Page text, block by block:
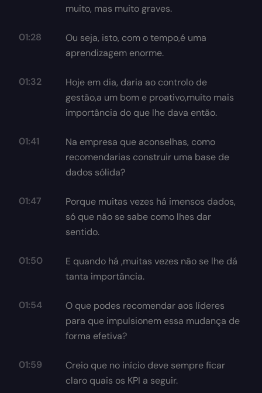
muito, mas muito graves.
01:28
Ou seja, isto, com o tempo,é uma
aprendizagem enorme.
01:32
Hoje em dia, daria ao controlo de
gestão,a um bom e proativo,muito mais
importância do que lhe dava então.
01:41
Na empresa que aconselhas, como
recomendarias construir uma base de
dados sólida?
01:47
Porque muitas vezes há imensos dados,
só que não se sabe como lhes dar
sentido.
01:50
E quando há ,muitas vezes não se lhe dá
tanta importância.
01:54
O que podes recomendar aos líderes
para que impulsionem essa mudança de
forma efetiva?
01:59
Creio que no início deve sempre ficar
claro quais os KPI a seguir.